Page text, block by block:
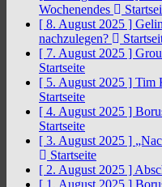
Wochenendes
[ 8. August 2025 ]
nachzulegen?
[ 7. August 2025 ]
Startseite
[ 5. August 2025 ] Tim
Startseite
[ 4. August 2025 ]
Startseite
[ 3. August 2025 ]
Startseite
[ 2. August 2025 ]
[ 1. August 2025 ]